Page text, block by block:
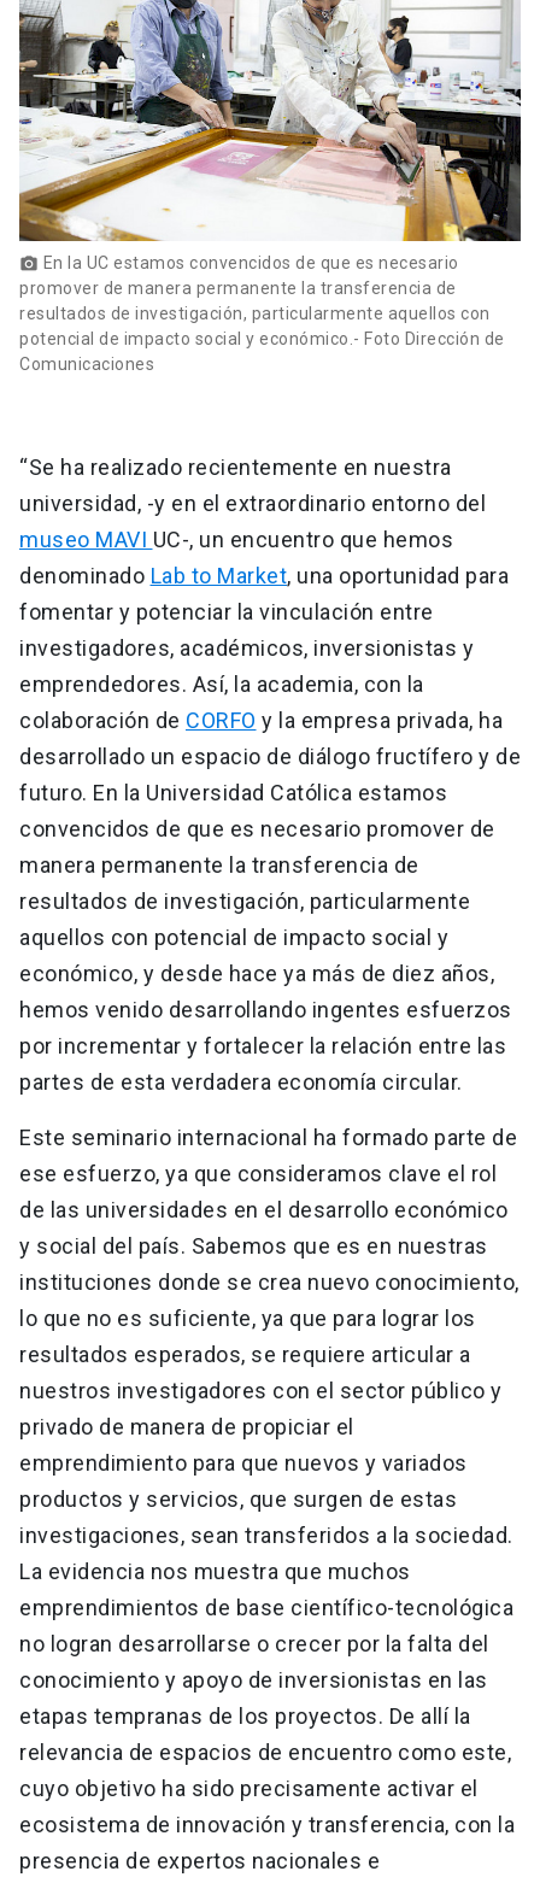
photo_camera En la UC estamos convencidos de que es necesario
promover de manera permanente la transferencia de
resultados de investigación, particularmente aquellos con
potencial de impacto social y económico.- Foto Dirección de
Comunicaciones
“Se ha realizado recientemente en nuestra
universidad, -y en el extraordinario entorno del
museo MAVI UC-, un encuentro que hemos
denominado Lab to Market, una oportunidad para
fomentar y potenciar la vinculación entre
investigadores, académicos, inversionistas y
emprendedores. Así, la academia, con la
colaboración de CORFO y la empresa privada, ha
desarrollado un espacio de diálogo fructífero y de
futuro. En la Universidad Católica estamos
convencidos de que es necesario promover de
manera permanente la transferencia de
resultados de investigación, particularmente
aquellos con potencial de impacto social y
económico, y desde hace ya más de diez años,
hemos venido desarrollando ingentes esfuerzos
por incrementar y fortalecer la relación entre las
partes de esta verdadera economía circular.
Este seminario internacional ha formado parte de
ese esfuerzo, ya que consideramos clave el rol
de las universidades en el desarrollo económico
y social del país. Sabemos que es en nuestras
instituciones donde se crea nuevo conocimiento,
lo que no es suficiente, ya que para lograr los
resultados esperados, se requiere articular a
nuestros investigadores con el sector público y
privado de manera de propiciar el
emprendimiento para que nuevos y variados
productos y servicios, que surgen de estas
investigaciones, sean transferidos a la sociedad.
La evidencia nos muestra que muchos
emprendimientos de base científico-tecnológica
no logran desarrollarse o crecer por la falta del
conocimiento y apoyo de inversionistas en las
etapas tempranas de los proyectos. De allí la
relevancia de espacios de encuentro como este,
cuyo objetivo ha sido precisamente activar el
ecosistema de innovación y transferencia, con la
presencia de expertos nacionales e